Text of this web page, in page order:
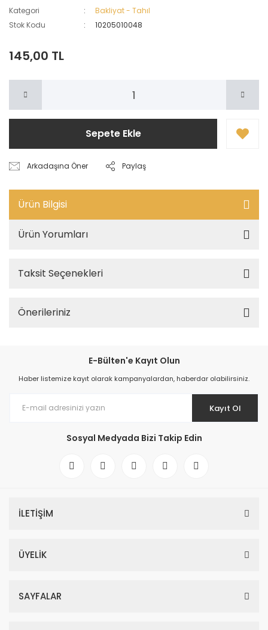
Kategori
Bakliyat - Tahıl
Stok Kodu
10205010048
145,00 TL
Sepete Ekle
Arkadaşına Öner Paylaş
Ürün Bilgisi
Ürün Yorumları
Taksit Seçenekleri
Önerileriniz
E-Bülten'e Kayıt Olun
Haber listemize kayıt olarak kampanyalardan, haberdar olabilirsiniz.
Kayıt Ol
Sosyal Medyada Bizi Takip Edin
İLETİŞİM
ÜYELİK
SAYFALAR